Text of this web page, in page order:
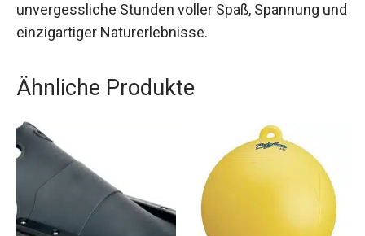
unvergessliche Stunden voller Spaß, Spannung und
einzigartiger Naturerlebnisse.
Ähnliche Produkte